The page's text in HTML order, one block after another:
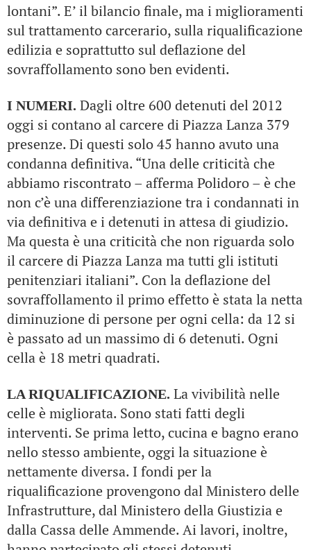
lontani”. E’ il bilancio finale, ma i miglioramenti
sul trattamento carcerario, sulla riqualificazione
edilizia e soprattutto sul deflazione del
sovraffollamento sono ben evidenti.
I NUMERI. Dagli oltre 600 detenuti del 2012
oggi si contano al carcere di Piazza Lanza 379
presenze. Di questi solo 45 hanno avuto una
condanna definitiva. “Una delle criticità che
abbiamo riscontrato – afferma Polidoro – è che
non c’è una differenziazione tra i condannati in
via definitiva e i detenuti in attesa di giudizio.
Ma questa è una criticità che non riguarda solo
il carcere di Piazza Lanza ma tutti gli istituti
penitenziari italiani”. Con la deflazione del
sovraffollamento il primo effetto è stata la netta
diminuzione di persone per ogni cella: da 12 si
è passato ad un massimo di 6 detenuti. Ogni
cella è 18 metri quadrati.
LA RIQUALIFICAZIONE. La vivibilità nelle
celle è migliorata. Sono stati fatti degli
interventi. Se prima letto, cucina e bagno erano
nello stesso ambiente, oggi la situazione è
nettamente diversa. I fondi per la
riqualificazione provengono dal Ministero delle
Infrastrutture, dal Ministero della Giustizia e
dalla Cassa delle Ammende. Ai lavori, inoltre,